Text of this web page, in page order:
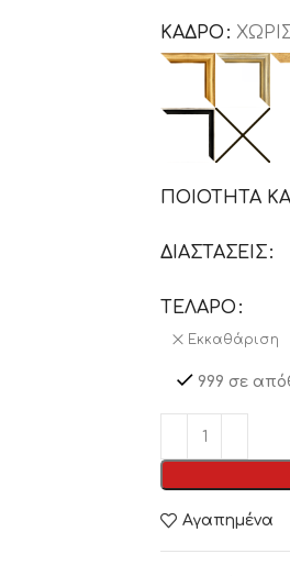
ΚΑΔΡΟ
ΠΟΙΟΤΗΤΑ
ΔΙΑΣΤΑΣΕΙΣ
ΤΕΛΑΡΟ
Εκκαθάριση
999 σε
Αγαπημένα